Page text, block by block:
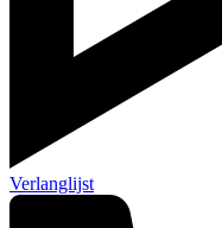
Verlanglijst